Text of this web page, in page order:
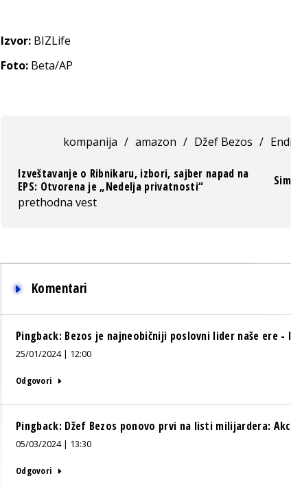
Izvor: BIZLife
Foto: Beta/AP
kompanija / amazon / Džef Bezos /
Izveštavanje o Ribnikaru, izbori, sajber napad na
EPS: Otvorena je „Nedelja privatnosti“
prethodna vest
Komentari
Pingback: Bezos je najneobičniji poslovni lider naše ere -
25/01/2024 | 12:00
Odgovori
Pingback: Džef Bezos ponovo prvi na listi milijardera:
05/03/2024 | 13:30
Odgovori